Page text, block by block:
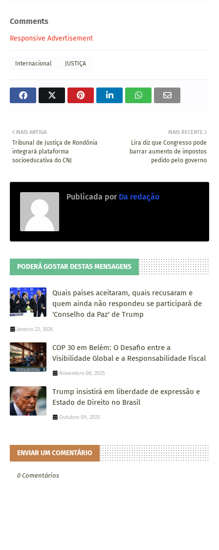
Comments
Responsive Advertisement
Internacional JUSTIÇA
MAIS RECENTE
Lira diz que Congresso pode
barrar aumento de impostos
pedido pelo governo
MAIS ANTIGA
Tribunal de Justiça de Rondônia
integrará plataforma
socioeducativa do CNJ
Publicada por Da redação
PODERÁ GOSTAR DESTAS MENSAGENS
Quais países aceitaram, quais recusaram e
quem ainda não respondeu se participará de
'Conselho da Paz' de Trump
Janeiro 22, 2026
COP 30 em Belém: O Desafio entre a
Visibilidade Global e a Responsabilidade Fiscal
Novembro 08, 2025
Trump insistirá em liberdade de expressão e
Estado de Direito no Brasil
Outubro 09, 2025
ENVIAR UM COMENTÁRIO
0 Comentários